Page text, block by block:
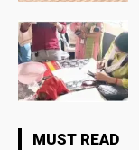
MUST READ